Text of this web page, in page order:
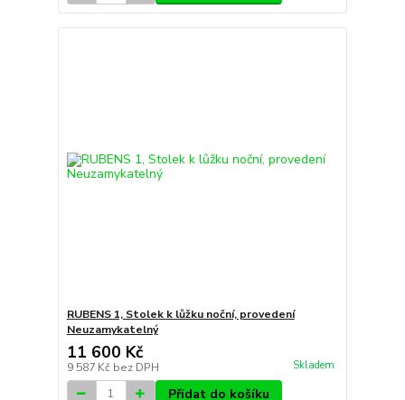
RUBENS 1, Stolek k lůžku noční, provedení
Neuzamykatelný
11 600 Kč
9 587 Kč bez DPH Skladem
Přidat do košíku